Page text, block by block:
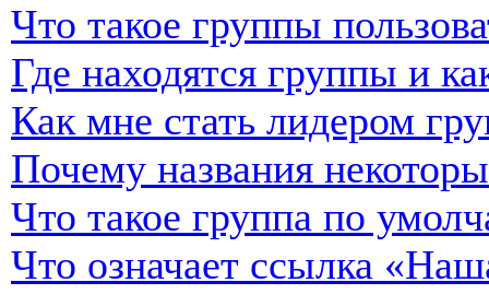
Что такое группы
Где находятся группы и
Как мне стать лидером
Почему названия
Что такое группа по
Что означает ссылка